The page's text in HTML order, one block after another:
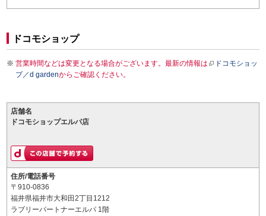
ドコモショップ
営業時間などは変更となる場合がございます。最新の情報は
ドコモショッ
プ／d gardenからご確認ください。
店舗名
ドコモショップエルパ店
住所/電話番号
〒910-0836
福井県福井市大和田2丁目1212
ラブリーパートナーエルパ 1階